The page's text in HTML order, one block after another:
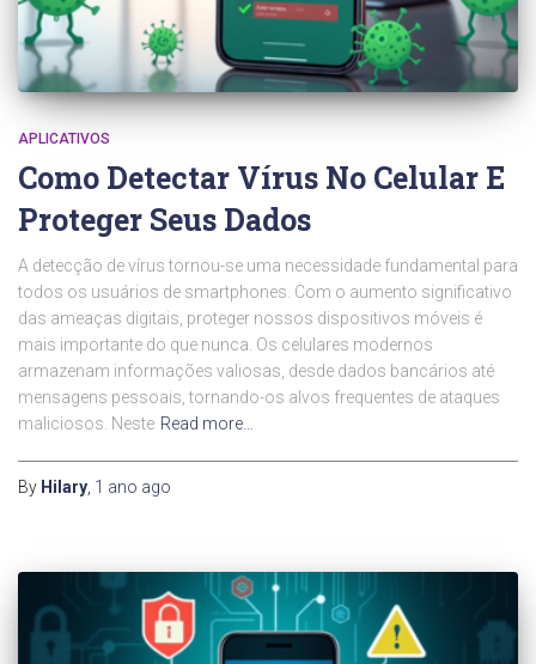
APLICATIVOS
Como Detectar Vírus No Celular E
Proteger Seus Dados
A detecção de vírus tornou-se uma necessidade fundamental para
todos os usuários de smartphones. Com o aumento significativo
das ameaças digitais, proteger nossos dispositivos móveis é
mais importante do que nunca. Os celulares modernos
armazenam informações valiosas, desde dados bancários até
mensagens pessoais, tornando-os alvos frequentes de ataques
maliciosos. Neste Read more…
By Hilary 1 ano ago